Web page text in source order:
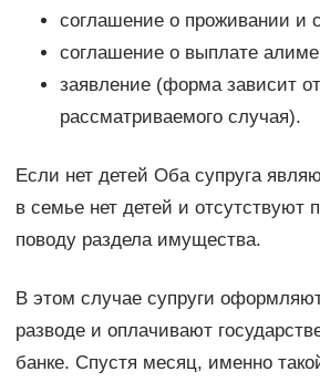
соглашение о проживании и
соглашение о выплате
заявление (форма зависит
рассматриваемого случая).
Если нет детей Оба супруга
в семье нет детей и отсутствуют
поводу раздела имущества.
В этом случае супруги
разводе и оплачивают
банке. Спустя месяц, именно